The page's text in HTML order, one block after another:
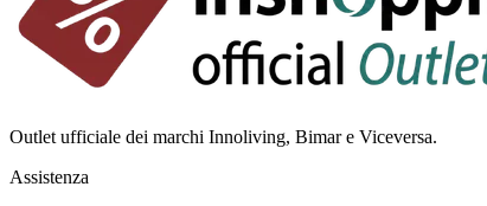
Outlet ufficiale dei marchi Innoliving, Bimar e Viceversa.
Assistenza